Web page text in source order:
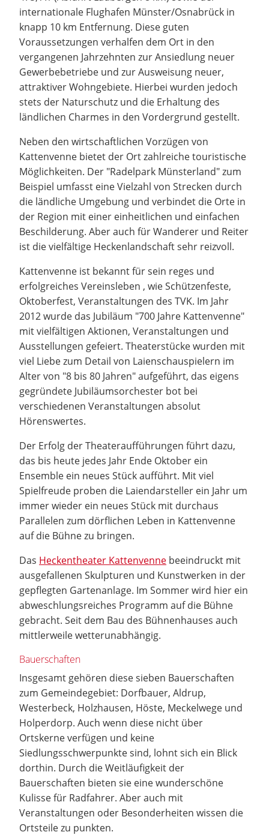
internationale Flughafen Münster/Osnabrück in
knapp 10 km Entfernung. Diese guten
Voraussetzungen verhalfen dem Ort in den
vergangenen Jahrzehnten zur Ansiedlung neuer
Gewerbebetriebe und zur Ausweisung neuer,
attraktiver Wohngebiete. Hierbei wurden jedoch
stets der Naturschutz und die Erhaltung des
ländlichen Charmes in den Vordergrund gestellt.
Neben den wirtschaftlichen Vorzügen von
Kattenvenne bietet der Ort zahlreiche touristische
Möglichkeiten. Der "Radelpark Münsterland" zum
Beispiel umfasst eine Vielzahl von Strecken durch
die ländliche Umgebung und verbindet die Orte in
der Region mit einer einheitlichen und einfachen
Beschilderung. Aber auch für Wanderer und Reiter
ist die vielfältige Heckenlandschaft sehr reizvoll.
Kattenvenne ist bekannt für sein reges und
erfolgreiches Vereinsleben , wie Schützenfeste,
Oktoberfest, Veranstaltungen des TVK. Im Jahr
2012 wurde das Jubiläum "700 Jahre Kattenvenne"
mit vielfältigen Aktionen, Veranstaltungen und
Ausstellungen gefeiert. Theaterstücke wurden mit
viel Liebe zum Detail von Laienschauspielern im
Alter von "8 bis 80 Jahren" aufgeführt, das eigens
gegründete Jubiläumsorchester bot bei
verschiedenen Veranstaltungen absolut
Hörenswertes.
Der Erfolg der Theateraufführungen führt dazu,
das bis heute jedes Jahr Ende Oktober ein
Ensemble ein neues Stück aufführt. Mit viel
Spielfreude proben die Laiendarsteller ein Jahr um
immer wieder ein neues Stück mit durchaus
Parallelen zum dörflichen Leben in Kattenvenne
auf die Bühne zu bringen.
Das Heckentheater Kattenvenne beeindruckt mit
ausgefallenen Skulpturen und Kunstwerken in der
gepflegten Gartenanlage. Im Sommer wird hier ein
abweschlungsreiches Programm auf die Bühne
gebracht. Seit dem Bau des Bühnenhauses auch
mittlerweile wetterunabhängig.
Bauerschaften
Insgesamt gehören diese sieben Bauerschaften
zum Gemeindegebiet: Dorfbauer, Aldrup,
Westerbeck, Holzhausen, Höste, Meckelwege und
Holperdorp. Auch wenn diese nicht über
Ortskerne verfügen und keine
Siedlungsschwerpunkte sind, lohnt sich ein Blick
dorthin. Durch die Weitläufigkeit der
Bauerschaften bieten sie eine wunderschöne
Kulisse für Radfahrer. Aber auch mit
Veranstaltungen oder Besonderheiten wissen die
Ortsteile zu punkten.